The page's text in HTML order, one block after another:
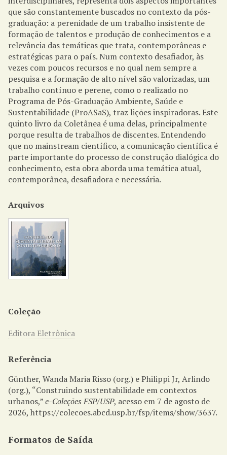
que são constantemente buscados no contexto da pós-
graduação: a perenidade de um trabalho insistente de
formação de talentos e produção de conhecimentos e a
relevância das temáticas que trata, contemporâneas e
estratégicas para o país. Num contexto desafiador, às
vezes com poucos recursos e no qual nem sempre a
pesquisa e a formação de alto nível são valorizadas, um
trabalho contínuo e perene, como o realizado no
Programa de Pós-Graduação Ambiente, Saúde e
Sustentabilidade (ProASaS), traz lições inspiradoras. Este
quinto livro da Coletânea é uma delas, principalmente
porque resulta de trabalhos de discentes. Entendendo
que no mainstream científico, a comunicação científica é
parte importante do processo de construção dialógica do
conhecimento, esta obra aborda uma temática atual,
contemporânea, desafiadora e necessária.
Arquivos
Coleção
Editora Eletrônica
Referência
Günther, Wanda Maria Risso (org.) e Philippi Jr, Arlindo
(org.), “Construindo sustentabilidade em contextos
urbanos,”e-Coleções FSP/USP, acesso em 7 de agosto de
2026, https://colecoes.abcd.usp.br/fsp/items/show/3637.
Formatos de Saída